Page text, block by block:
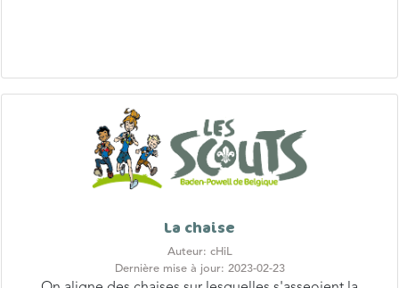
La chaise
Auteur: cHiL
Dernière mise à jour: 2023-02-23